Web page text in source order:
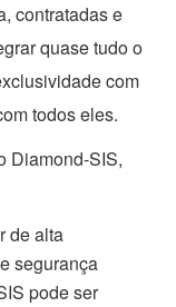
contratadas e
quase tudo o
com
todos eles.
Diamond-SIS,
de alta
segurança
pode ser